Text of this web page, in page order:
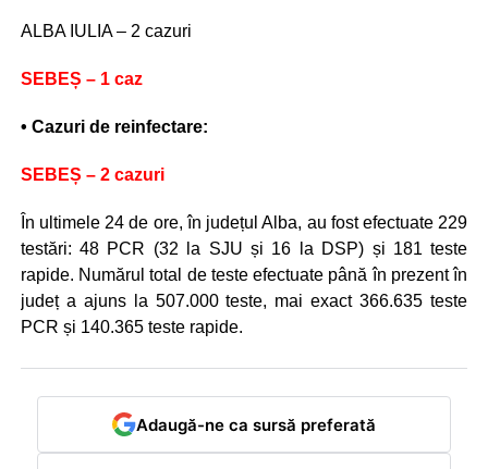
ALBA IULIA – 2 cazuri
SEBEȘ – 1 caz
• Cazuri de reinfectare:
SEBEȘ – 2 cazuri
În ultimele 24 de ore, în județul Alba, au fost efectuate 229
testări: 48 PCR (32 la SJU și 16 la DSP) și 181 teste
rapide. Numărul total de teste efectuate până în prezent în
județ a ajuns la 507.000 teste, mai exact 366.635 teste
PCR și 140.365 teste rapide.
Adaugă-ne ca sursă preferată